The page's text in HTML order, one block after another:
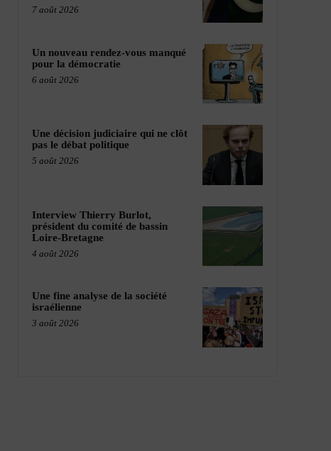
7 août 2026
Un nouveau rendez-vous manqué
pour la démocratie
6 août 2026
Une décision judiciaire qui ne clôt
pas le débat politique
5 août 2026
Interview Thierry Burlot,
président du comité de bassin
Loire-Bretagne
4 août 2026
Une fine analyse de la société
israélienne
3 août 2026